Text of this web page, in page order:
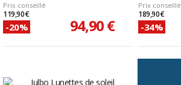
Prix conseillé
119,90 €
-20% 94,90 €
Prix conseillé
189,90 €
-34%